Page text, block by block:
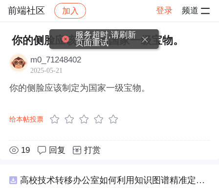
前端社区 加入 登录 频道
社区 前端社区 感慨 帖子详情
你的侧脸应该制定为国家一级宝物。
m0_71248402
2025-05-21
你的侧脸应该制定为国家一级宝物。
给本帖投票
19 回复 打赏
高校技术转移办公室如何利用知识图谱精准定位产业需求与技术适配点？.docx
服务超时,请刷新
页面重试